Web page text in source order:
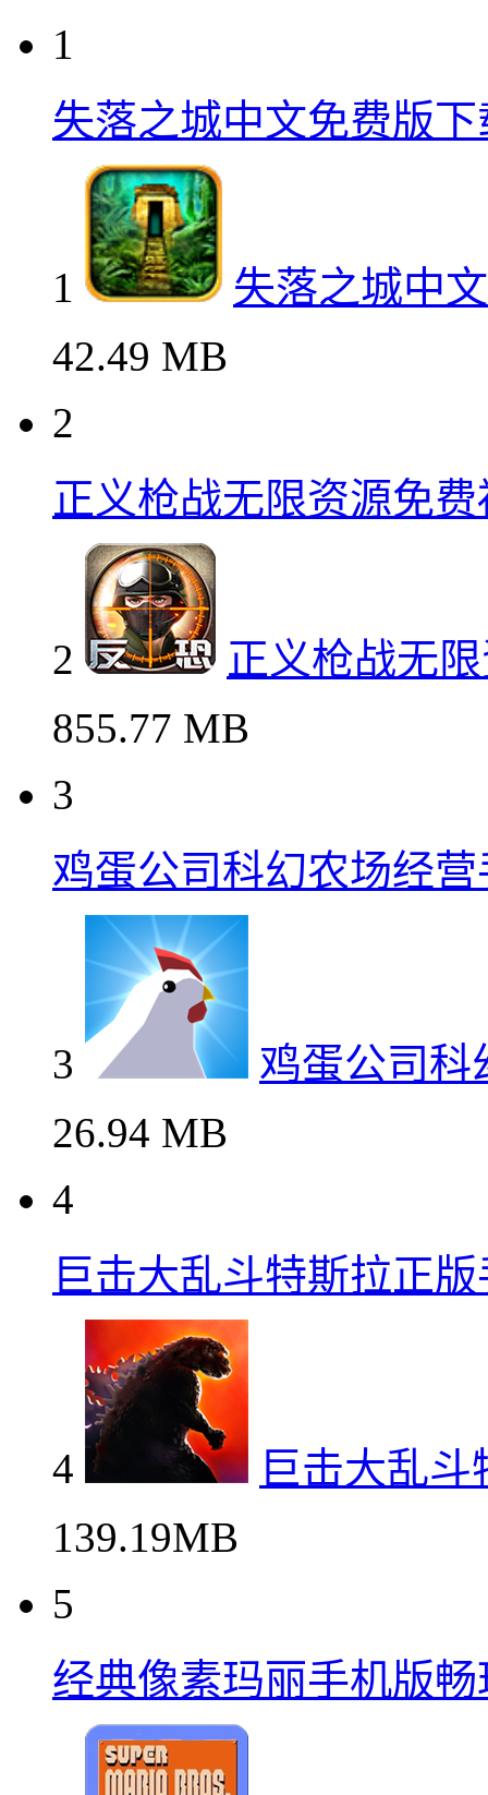
1
失落之城中文免费版下
1
失落之城中
42.49 MB
2
正义枪战无限资源免
2
正义枪战无
855.77 MB
3
鸡蛋公司科幻农场经
3
鸡蛋公司科
26.94 MB
4
巨击大乱斗特斯拉正
4
巨击大乱
139.19MB
5
经典像素玛丽手机版